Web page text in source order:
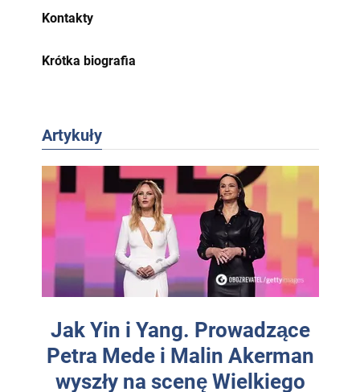
Kontakty
Krótka biografia
Artykuły
Jak Yin i Yang. Prowadzące
Petra Mede i Malin Akerman
wyszły na scenę Wielkiego